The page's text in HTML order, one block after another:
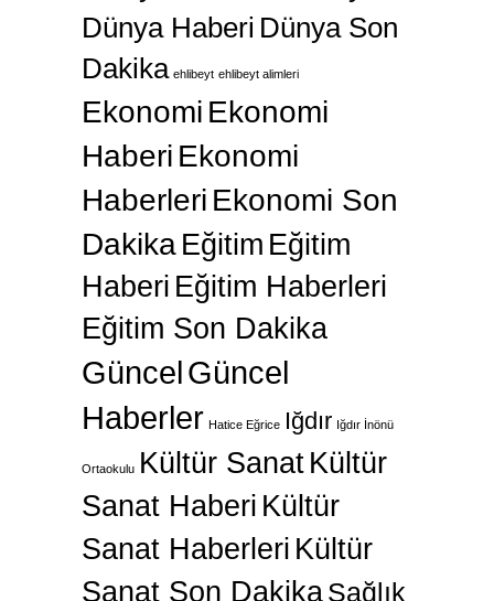
Dünya Haberi Dünya Son
Dakika ehlibeyt ehlibeyt alimleri
Ekonomi Ekonomi
Haberi Ekonomi
Haberleri Ekonomi Son
Dakika Eğitim Eğitim
Haberi Eğitim Haberleri
Eğitim Son Dakika
GüncelGüncel
Haberler Hatice Eğrice Iğdır Iğdır İnönü
Ortaokulu Kültür SanatKültür
Sanat Haberi Kültür
Sanat Haberleri Kültür
Sanat Son DakikaSağlık